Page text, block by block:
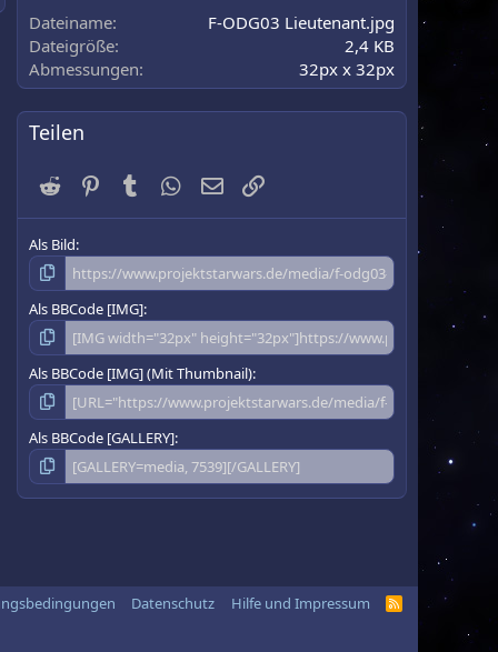
(
e
)
Dateiname
F-ODG03 Lieutenant.jpg
Dateigröße
2,4 KB
Abmessungen
32px x 32px
Teilen
Reddit PinterestTumblr WhatsApp
E-Mail
Als Bild
Als BBCode [IMG]
Als BBCode [IMG] (Mit Thumbnail)
Als BBCode [GALLERY]
Datenschutz Hilfe und Impressum
R